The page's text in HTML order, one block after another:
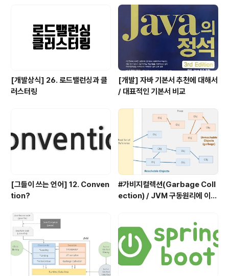
한다. CDN = Contents Delivery NetworkjQuery 파
일을 따로 다운받지 않아도 jQuery를 연동해서 사용할 수
있다. src="//code.// 앞에 http가 생략..
[개발상식] 26. 로드밸런싱과 클
러스터링
[개발] 자바 기본서 추천에 대해서
/ 대표적인 기본서 비교
[그들이 쓰는 언어] 12. Conven
tion?
#가비지컬렉션(Garbage Coll
ection) / JVM 구동원리에 이어